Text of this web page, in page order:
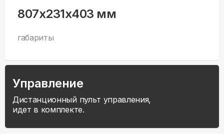
807x231x403 мм
габариты
Управление
Дистанционный пульт управления,
идет в комплекте.